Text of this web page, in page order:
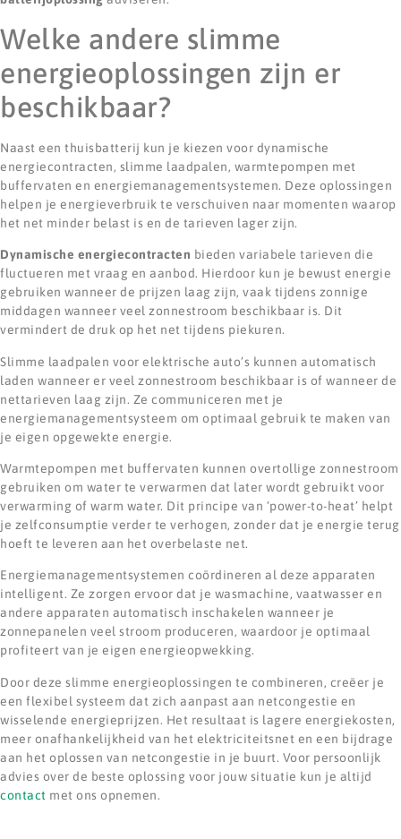
Welke andere slimme
energieoplossingen zijn er
beschikbaar?
Naast een thuisbatterij kun je kiezen voor dynamische
energiecontracten, slimme laadpalen, warmtepompen met
buffervaten en energiemanagementsystemen. Deze oplossingen
helpen je energieverbruik te verschuiven naar momenten waarop
het net minder belast is en de tarieven lager zijn.
Dynamische energiecontracten bieden variabele tarieven die
fluctueren met vraag en aanbod. Hierdoor kun je bewust energie
gebruiken wanneer de prijzen laag zijn, vaak tijdens zonnige
middagen wanneer veel zonnestroom beschikbaar is. Dit
vermindert de druk op het net tijdens piekuren.
Slimme laadpalen voor elektrische auto’s kunnen automatisch
laden wanneer er veel zonnestroom beschikbaar is of wanneer de
nettarieven laag zijn. Ze communiceren met je
energiemanagementsysteem om optimaal gebruik te maken van
je eigen opgewekte energie.
Warmtepompen met buffervaten kunnen overtollige zonnestroom
gebruiken om water te verwarmen dat later wordt gebruikt voor
verwarming of warm water. Dit principe van ‘power-to-heat’ helpt
je zelfconsumptie verder te verhogen, zonder dat je energie terug
hoeft te leveren aan het overbelaste net.
Energiemanagementsystemen coördineren al deze apparaten
intelligent. Ze zorgen ervoor dat je wasmachine, vaatwasser en
andere apparaten automatisch inschakelen wanneer je
zonnepanelen veel stroom produceren, waardoor je optimaal
profiteert van je eigen energieopwekking.
Door deze slimme energieoplossingen te combineren, creëer je
een flexibel systeem dat zich aanpast aan netcongestie en
wisselende energieprijzen. Het resultaat is lagere energiekosten,
meer onafhankelijkheid van het elektriciteitsnet en een bijdrage
aan het oplossen van netcongestie in je buurt. Voor persoonlijk
advies over de beste oplossing voor jouw situatie kun je altijd
contact met ons opnemen.